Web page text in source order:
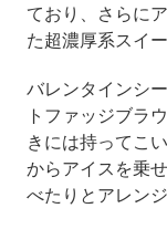
ており、さらに
た超濃厚系スイー
バレンタインシ
トファッジブラ
きには持ってこ
からアイスを乗
べたりとアレン